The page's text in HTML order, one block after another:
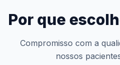
Por que
Compromisso com a
nossos